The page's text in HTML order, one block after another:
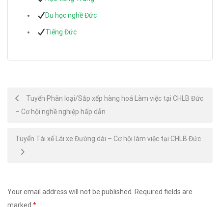
Du học nghề Đức
Tiếng Đức
Post
navigation
Tuyển Phân loại/Sắp xếp hàng hoá Làm việc tại CHLB Đức
– Cơ hội nghề nghiệp hấp dẫn
Tuyển Tài xế Lái xe Đường dài – Cơ hội làm việc tại CHLB Đức
Your email address will not be published. Required fields are
marked *